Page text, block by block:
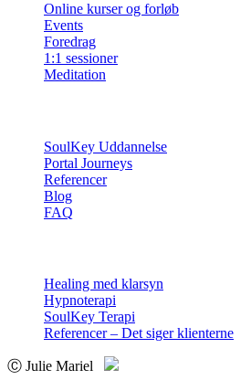
Online kurser og forløb
Events
Foredrag
1:1 sessioner
Meditation
SoulKey Uddannelse
Portal Journeys
Referencer
Blog
FAQ
Healing med klarsyn
Hypnoterapi
SoulKey Terapi
Referencer – Det siger klienterne
Ⓒ Julie Mariel